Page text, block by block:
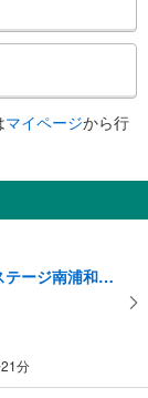
マイページから行
【積水ハウス】コモンステージ南浦和ノーブルテラス
分